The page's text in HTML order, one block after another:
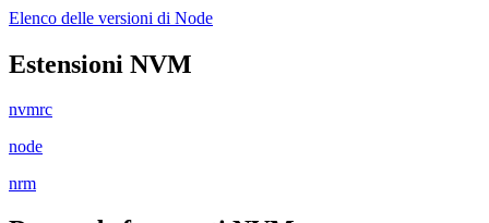
Elenco delle versioni di Node
Estensioni NVM
nvmrc
node
nrm